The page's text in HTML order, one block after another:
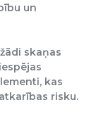
un
skaņas
kas
risku.